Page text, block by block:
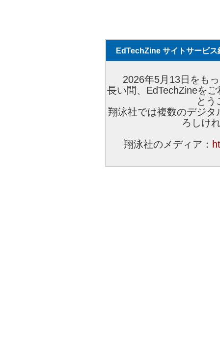
EdTechZine サイトサービス
2026年5月13日をも
長い間、EdTechZineを
とう
翔泳社では複数のデジ
ろしけ
翔泳社のメディア：